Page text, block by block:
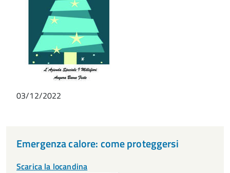
03/12/2022
Emergenza calore: come proteggersi
Scarica la locandina